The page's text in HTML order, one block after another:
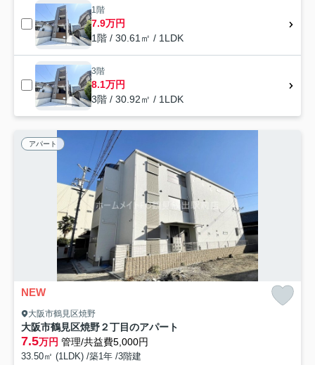
1階
7.9万円
1階 / 30.61㎡ / 1LDK
3階
8.1万円
3階 / 30.92㎡ / 1LDK
アパート
NEW
大阪市鶴見区焼野
大阪市鶴見区焼野２丁目のアパート
7.5万円 管理/共益費5,000円
33.50㎡ (1LDK) /築1年 /3階建